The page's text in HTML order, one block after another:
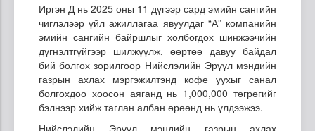
Иргэн Д нь 2025 оны 11 дүгээр сард эмийн сангийн
чиглэлээр үйл ажиллагаа явуулдаг “А” компанийн
эмийн сангийн байршлыг холбогдох шинжээчийн
дүгнэлтгүйгээр шилжүүлж, өөртөө давуу байдал
бий болгох зорилгоор Нийслэлийн Эрүүл мэндийн
газрын ахлах мэргэжилтэнд кофе уухыг санал
болгохдоо хоосон аяганд нь 1,000,000 төгрөгийг
бэлнээр хийж таглан албан өрөөнд нь үлдээжээ.
Нийслэлийн Эрүүл мэндийн газрын ахлах